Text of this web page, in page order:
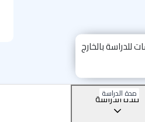
مدة الدراسة
مدة الدراسة